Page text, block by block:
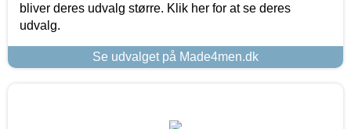
bliver deres udvalg større. Klik her for at se deres
udvalg.
Se udvalget på Made4men.dk